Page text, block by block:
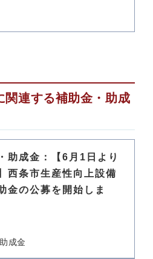
関連する補助金・助成
助成金：【6月1日より
西条市生産性向上設備
金の公募を開始しま
成金